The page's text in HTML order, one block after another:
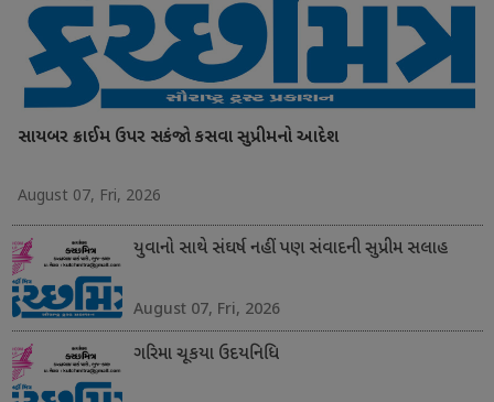
સાયબર ક્રાઈમ ઉપર સકંજો કસવા સુપ્રીમનો આદેશ
August 07, Fri, 2026
યુવાનો સાથે સંઘર્ષ નહીં પણ સંવાદની સુપ્રીમ સલાહ
August 07, Fri, 2026
ગરિમા ચૂકયા ઉદયનિધિ